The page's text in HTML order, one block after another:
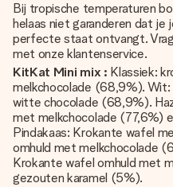
Bij tropische temperaturen
helaas niet garanderen dat je
perfecte staat ontvangt.
met onze klantenservice.
KitKat Mini mix : Klassiek:
melkchocolade (68,9%).
witte chocolade (68,9%).
met melkchocolade (77,6%)
Pindakaas: Krokante wafel
omhuld met melkchocolade
Krokante wafel omhuld met
gezouten karamel (5%).